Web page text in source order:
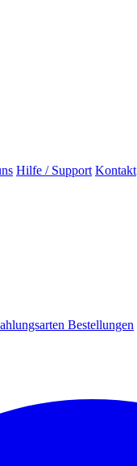
Hilfe / Support Kontakt
Bestellungen